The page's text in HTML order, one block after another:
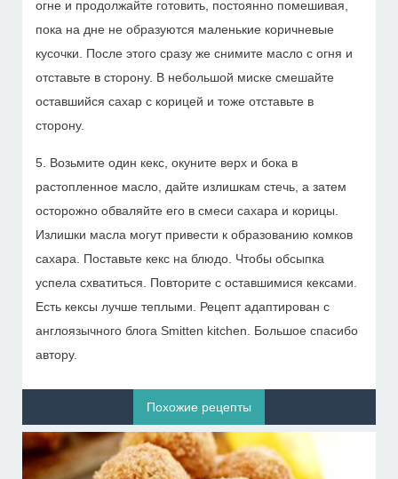
огне и продолжайте готовить, постоянно помешивая,
пока на дне не образуются маленькие коричневые
кусочки. После этого сразу же снимите масло с огня и
отставьте в сторону. В небольшой миске смешайте
оставшийся сахар с корицей и тоже отставьте в
сторону.
5. Возьмите один кекс, окуните верх и бока в
растопленное масло, дайте излишкам стечь, а затем
осторожно обваляйте его в смеси сахара и корицы.
Излишки масла могут привести к образованию комков
сахара. Поставьте кекс на блюдо. Чтобы обсыпка
успела схватиться. Повторите с оставшимися кексами.
Есть кексы лучше теплыми. Рецепт адаптирован с
англоязычного блога Smitten kitchen. Большое спасибо
автору.
Похожие рецепты